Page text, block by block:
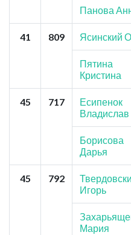
Панова
41 809 Ясинский
Пятина
Кристина
45 717
Есипенок
Владислав
Борисова
Дарья
45 792
Игорь
Мария